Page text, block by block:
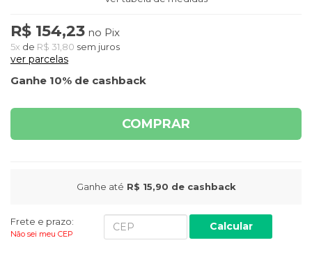
R$ 154,23 no Pix
5x de R$ 31,80 sem juros
ver parcelas
Ganhe 10% de cashback
COMPRAR
Ganhe até R$ 15,90 de cashback
Frete e prazo:
Não sei meu CEP
Calcular